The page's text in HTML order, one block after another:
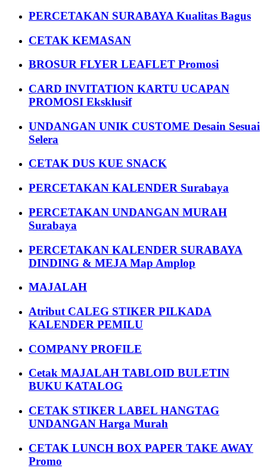
PERCETAKAN SURABAYA Kualitas Bagus
CETAK KEMASAN
BROSUR FLYER LEAFLET Promosi
CARD INVITATION KARTU UCAPAN
PROMOSI Eksklusif
UNDANGAN UNIK CUSTOME Desain Sesuai
Selera
CETAK DUS KUE SNACK
PERCETAKAN KALENDER Surabaya
PERCETAKAN UNDANGAN MURAH
Surabaya
PERCETAKAN KALENDER SURABAYA
DINDING & MEJA Map Amplop
MAJALAH
Atribut CALEG STIKER PILKADA
KALENDER PEMILU
COMPANY PROFILE
Cetak MAJALAH TABLOID BULETIN
BUKU KATALOG
CETAK STIKER LABEL HANGTAG
UNDANGAN Harga Murah
CETAK LUNCH BOX PAPER TAKE AWAY
Promo